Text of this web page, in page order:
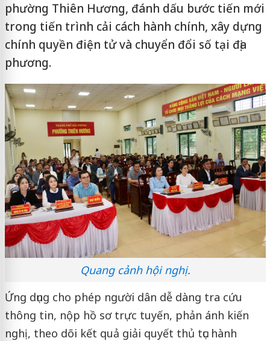
phường Thiên Hương, đánh dấu bước tiến mới
trong tiến trình cải cách hành chính, xây dựng
chính quyền điện tử và chuyển đổi số tại địa
phương.
Quang cảnh hội nghị.
Ứng dụng cho phép người dân dễ dàng tra cứu
thông tin, nộp hồ sơ trực tuyến, phản ánh kiến
nghị, theo dõi kết quả giải quyết thủ tục hành